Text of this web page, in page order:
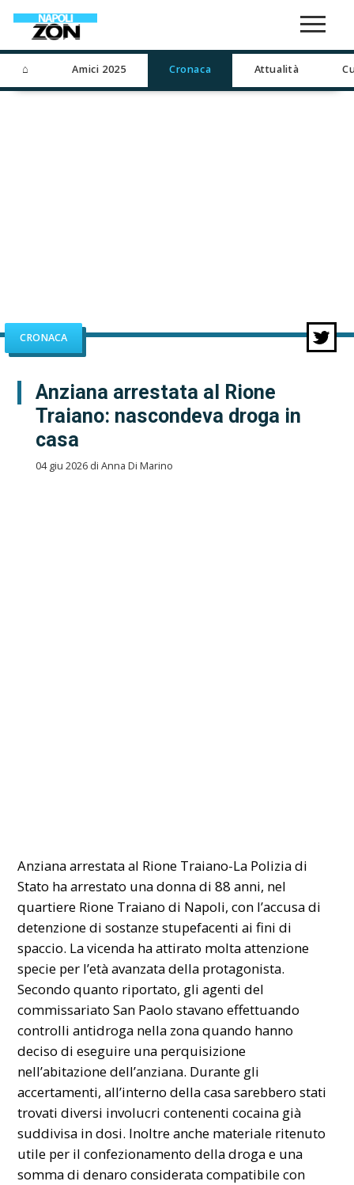
⌂ Amici 2025 Cronaca Attualità
CRONACA
Anziana arrestata al Rione
Traiano: nascondeva droga in
casa
04 giu 2026 di Anna Di Marino
Anziana arrestata al Rione Traiano-La Polizia di
Stato ha arrestato una donna di 88 anni, nel
quartiere Rione Traiano di Napoli, con l’accusa di
detenzione di sostanze stupefacenti ai fini di
spaccio. La vicenda ha attirato molta attenzione
specie per l’età avanzata della protagonista.
Secondo quanto riportato, gli agenti del
commissariato San Paolo stavano effettuando
controlli antidroga nella zona quando hanno
deciso di eseguire una perquisizione
nell’abitazione dell’anziana. Durante gli
accertamenti, all’interno della casa sarebbero stati
trovati diversi involucri contenenti cocaina già
suddivisa in dosi. Inoltre anche materiale ritenuto
utile per il confezionamento della droga e una
somma di denaro considerata compatibile con